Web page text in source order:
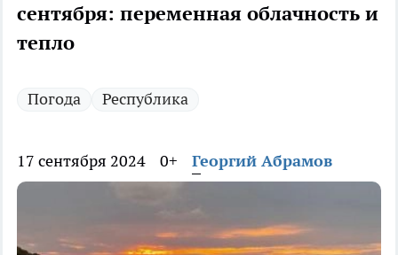
сентября: переменная облачность и
тепло
Погода Республика
17 сентября 2024 0+ Георгий Абрамов